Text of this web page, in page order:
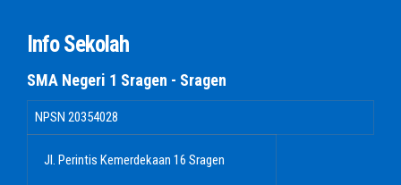
Info Sekolah
SMA Negeri 1 Sragen - Sragen
NPSN 20354028
Jl. Perintis Kemerdekaan 16 Sragen